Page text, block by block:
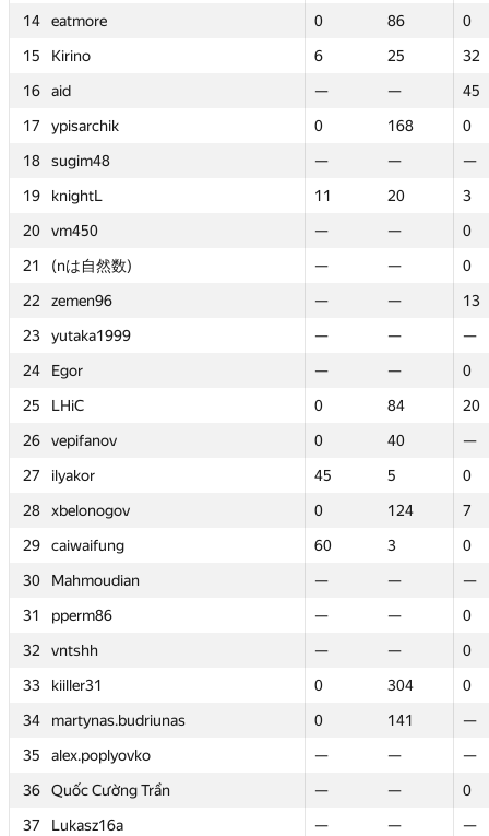
14
eatmore 0 86
0
15
Kirino 6 25
32
16
aid — —
45
17
ypisarchik 0 168
0
18
sugim48 — —
—
19
knightL 11 20
3
20
vm450 — —
0
21
(nは自然数) — —
0
22
zemen96 — —
13
23
yutaka1999 — —
—
24
Egor — —
0
25
LHiC 0 84
20
26
vepifanov 0 40
—
27
ilyakor 45 5
0
28
xbelonogov 0 124
7
29
caiwaifung 60 3
0
30
Mahmoudian — —
—
31
pperm86 — —
0
32
vntshh — —
0
33
kiiller31 0 304
0
34
martynas.budriunas 0 141
—
35
alex.poplyovko — —
—
36
Quốc Cường Trần — —
0
37
Lukasz16a — —
—
14
eatmore 0 86
0
15
Kirino 6 25
32
16
aid — —
45
17
ypisarchik 0 168
0
18
sugim48 — —
—
19
knightL 11 20
3
20
vm450 — —
0
21
(nは自然数) — —
0
22
zemen96 — —
13
23
yutaka1999 — —
—
24
Egor — —
0
25
LHiC 0 84
20
26
vepifanov 0 40
—
27
ilyakor 45 5
0
28
xbelonogov 0 124
7
29
caiwaifung 60 3
0
30
Mahmoudian — —
—
31
pperm86 — —
0
32
vntshh — —
0
33
kiiller31 0 304
0
34
martynas.budriunas 0 141
—
35
alex.poplyovko — —
—
36
Quốc Cường Trần — —
0
37
Lukasz16a — —
—